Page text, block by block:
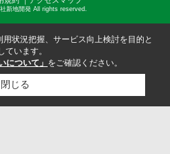
新地開発 All rights reserved.
状況把握、サービス向上検討を目的と
います。
について」 をご確認ください。
閉じる